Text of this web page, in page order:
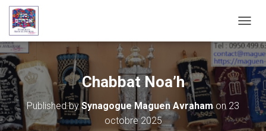
Chabbat Noa’h
Published bySynagogue Maguen Avrahamon23
octobre 2025